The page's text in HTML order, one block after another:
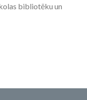
bibliotēku un